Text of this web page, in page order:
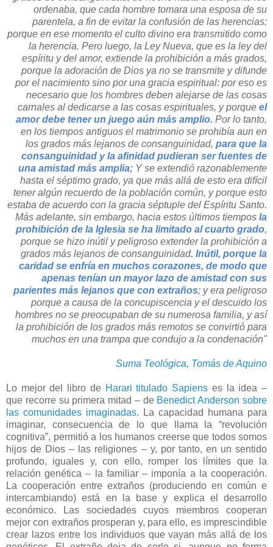
ordenaba, que cada hombre tomara una esposa de su
parentela, a fin de evitar la confusión de las herencias:
porque en ese momento el culto divino era transmitido como
la herencia. Pero luego, la Ley Nueva, que es la ley del
espíritu y del amor, extiende la prohibición a más grados,
porque la adoración de Dios ya no se transmite y difunde
por el nacimiento sino por una gracia espiritual: por eso es
necesario que los hombres deben alejarse de las cosas
carnales al dedicarse a las cosas espirituales, y porque el
amor debe tener un juego aún más amplio. Por lo tanto,
en los tiempos antiguos el matrimonio se prohibía aun en
los grados más lejanos de consanguinidad, para que la
consanguinidad y la afinidad pudieran ser fuentes de
una amistad más amplia; Y se extendió razonablemente
hasta el séptimo grado, ya que más allá de esto era difícil
tener algún recuerdo de la población común, y porque esto
estaba de acuerdo con la gracia séptuple del Espíritu Santo.
Más adelante, sin embargo, hacia estos últimos tiempos la
prohibición de la Iglesia se ha limitado al cuarto grado,
porque se hizo inútil y peligroso extender la prohibición a
grados más lejanos de consanguinidad. Inútil, porque la
caridad se enfría en muchos corazones, de modo que
apenas tenían un mayor lazo de amistad con sus
parientes más lejanos que con extraños; y era peligroso
porque a causa de la concupiscencia y el descuido los
hombres no se preocupaban de su numerosa familia, y así
la prohibición de los grados más remotos se convirtió para
muchos en una trampa que condujo a la condenación"
Suma Teológica, Tomás de Aquino
Lo mejor del libro de Harari titulado Sapiens es la idea –
que recorre su primera mitad – de Benedict Anderson sobre
las comunidades imaginadas. La capacidad humana para
imaginar, consecuencia de lo que llama la “revolución
cognitiva”, permitió a los humanos creerse que todos somos
hijos de Dios – las religiones – y, por tanto, en un sentido
profundo, iguales y, con ello, romper los límites que la
relación genética – la familiar – imponía a la cooperación.
La cooperación entre extraños (produciendo en común e
intercambiando) está en la base y explica el desarrollo
económico. Las sociedades cuyos miembros cooperan
mejor con extraños prosperan y, para ello, es imprescindible
crear lazos entre los individuos que vayan más allá de los